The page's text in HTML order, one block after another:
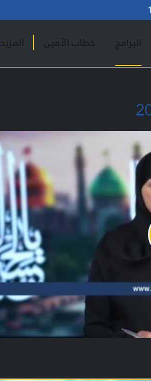
البرامج خطاب الأمين المزيد